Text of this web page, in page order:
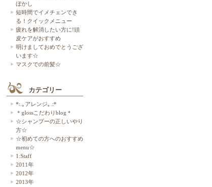
ぼかし
短時間でイメチェンでき
る！クイックメニュー
疲れを解消したい方に!頭
皮ケアがおすすめ
明けましておめでとうござ
います☆
マスクでの前髪☆
カテゴリー
*:.｡アレンジ｡.:*
＊glossこだわりblog＊
☆シャンプーの正しいやり
方☆
☆初めての方へのおすすめ
menu☆
1:Staff
2011年
2012年
2013年